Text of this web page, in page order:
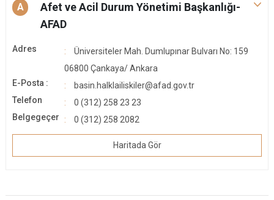
A
Afet ve Acil Durum Yönetimi Başkanlığı-
AFAD
Adres
Üniversiteler Mah. Dumlupınar Bulvarı No: 159
06800 Çankaya/ Ankara
E-Posta :
basin.halklailiskiler@afad.gov.tr
Telefon
0 (312) 258 23 23
Belgegeçer
0 (312) 258 2082
Haritada Gör